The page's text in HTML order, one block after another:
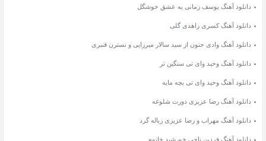
دانلود آهنگ یوسف زمانی یه عشق خوشگل
دانلود آهنگ کسری زاهدی گلی
دانلود آهنگ وادی جنون از سید سالار میرزایی و نسترن قنبری
دانلود آهنگ وحید وای تی سنگین تر
دانلود آهنگ وحید وای تی بچه مایه
دانلود آهنگ رضا عزیزی دورت شلوغه
دانلود آهنگ مهراب و رضا عزیزی زباله گرد
دانلود آهنگ فردین ناجی خورشید خانوم